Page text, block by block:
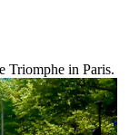
Triomphe in Paris.